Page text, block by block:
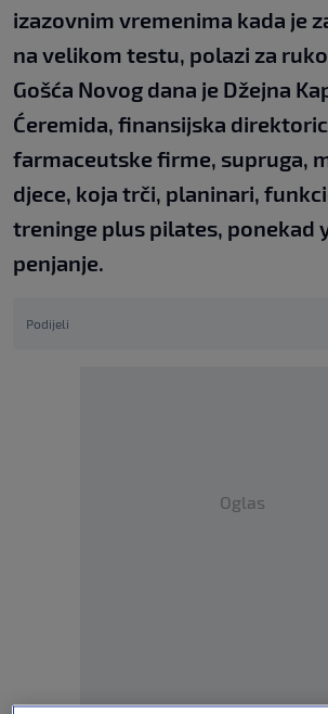
izazovnim vremenima kada je
na velikom testu, polazi za
Gošća Novog dana je Džejna
Ćeremida, finansijska
farmaceutske firme, supruga,
djece, koja trči, planinari,
treninge plus pilates, ponekad
penjanje.
Podijeli
Oglas